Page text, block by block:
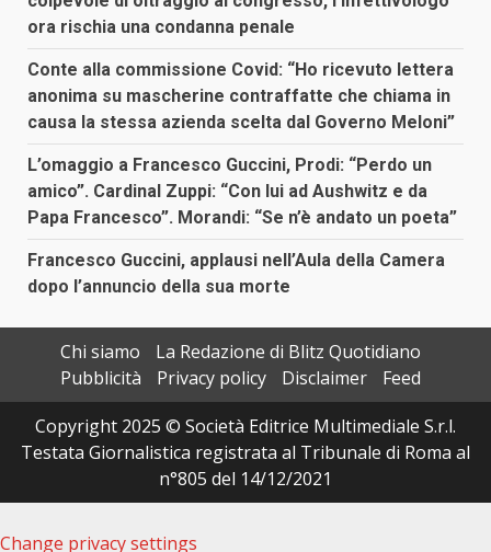
ora rischia una condanna penale
Conte alla commissione Covid: “Ho ricevuto lettera
anonima su mascherine contraffatte che chiama in
causa la stessa azienda scelta dal Governo Meloni”
L’omaggio a Francesco Guccini, Prodi: “Perdo un
amico”. Cardinal Zuppi: “Con lui ad Aushwitz e da
Papa Francesco”. Morandi: “Se n’è andato un poeta”
Francesco Guccini, applausi nell’Aula della Camera
dopo l’annuncio della sua morte
Chi siamo
La Redazione di Blitz Quotidiano
Pubblicità
Privacy policy Disclaimer
Feed
Copyright 2025 © Società Editrice Multimediale S.r.l.
Testata Giornalistica registrata al Tribunale di Roma al
n°805 del 14/12/2021
Change privacy settings